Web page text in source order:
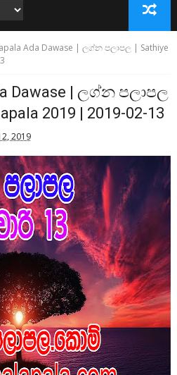
Ada Dawase | ලග්න පලාපල | Sathiye
Dawase | ලග්න පලාපල
2019 | 2019-02-13
2019